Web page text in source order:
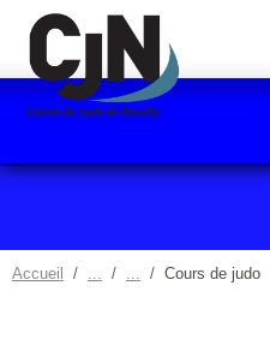
Accueil Cours de judo
Panneau de gestion des cookies